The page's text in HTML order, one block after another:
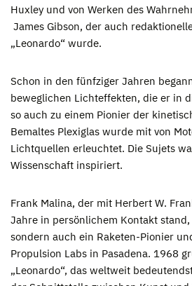
Huxley und von Werken des
James Gibson, der auch
„Leonardo“ wurde.
Schon in den fünfziger Jahren
beweglichen Lichteffekten, die er in
so auch zu einem Pionier der
Bemaltes Plexiglas wurde mit von
Lichtquellen erleuchtet. Die Sujets
Wissenschaft inspiriert.
Frank Malina, der mit Herbert W.
Jahre in persönlichem Kontakt
sondern auch ein Raketen-Pionier
Propulsion Labs in Pasadena. 1968
„Leonardo“, das weltweit